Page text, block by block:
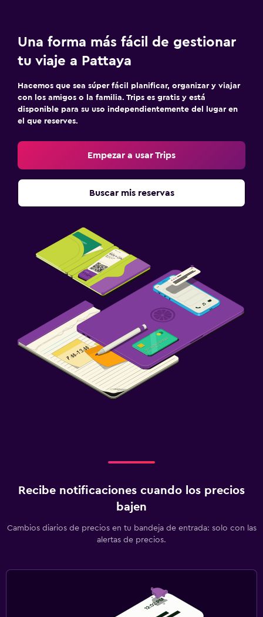
Una forma más fácil de gestionar
tu viaje a Pattaya
Hacemos que sea súper fácil planificar, organizar y viajar
con los amigos o la familia. Trips es gratis y está
disponible para su uso independientemente del lugar en
el que reserves.
Empezar a usar Trips
Buscar mis reservas
Recibe notificaciones cuando los precios
bajen
Cambios diarios de precios en tu bandeja de entrada: solo con las
alertas de precios.